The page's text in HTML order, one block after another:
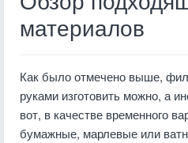
материалов
Как было отмечено выше,
руками изготовить можно, а
вот, в качестве временного
бумажные, марлевые или